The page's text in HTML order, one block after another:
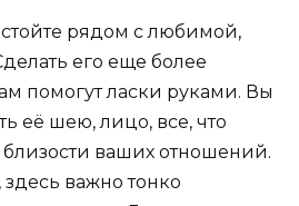
рядом с любимой,
его еще более
помогут ласки руками. Вы
её шею, лицо, все, что
близости ваших отношений.
важно тонко